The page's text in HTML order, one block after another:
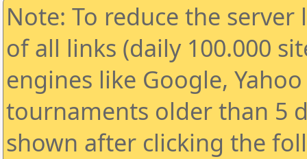
Note: To reduce the
of all links (daily 100.000
engines like Google,
tournaments older than 5
shown after clicking the